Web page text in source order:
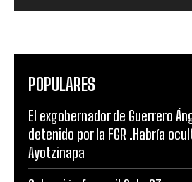
POPULARES
El exgobernador de Guerrero
detenido por la FGR .Habría
Ayotzinapa